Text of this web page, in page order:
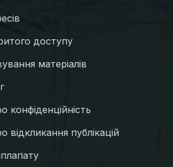
доступу
матеріалів
конфіденційність
публікацій